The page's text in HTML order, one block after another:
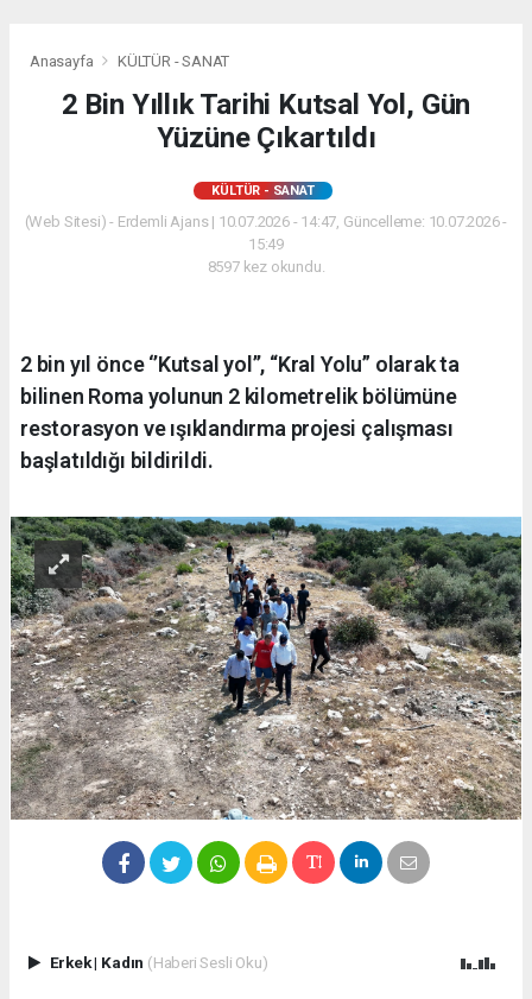
Anasayfa KÜLTÜR - SANAT
2 Bin Yıllık Tarihi Kutsal Yol, Gün
Yüzüne Çıkartıldı
KÜLTÜR - SANAT
(Web Sitesi) - Erdemli Ajans | 10.07.2026 - 14:47, Güncelleme: 10.07.2026 -
15:49
8597 kez okundu.
2 bin yıl önce ‘’Kutsal yol’’, “Kral Yolu” olarak ta
bilinen Roma yolunun 2 kilometrelik bölümüne
restorasyon ve ışıklandırma projesi çalışması
başlatıldığı bildirildi.
Erkek| Kadın (Haberi Sesli Oku)